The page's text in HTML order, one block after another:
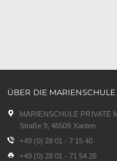
ÜBER DIE MARIENSCHULE
MARIENSCHULE PRIVATE
Straße 9, 46509 Xanten
+49 (0) 28 01 - 7 15 40
+49 (0) 28 01 - 71 54 26